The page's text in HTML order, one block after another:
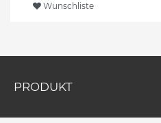
Wunschliste
PRODUKT